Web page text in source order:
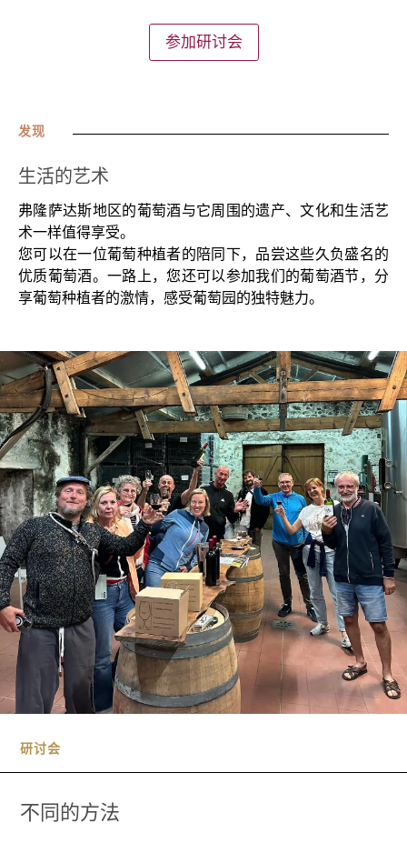
参加研讨会
发现
生活的艺术
弗隆萨达斯地区的葡萄酒与它周围的遗产、文化和生活艺
术一样值得享受。
您可以在一位葡萄种植者的陪同下，品尝这些久负盛名的
优质葡萄酒。一路上，您还可以参加我们的葡萄酒节，分
享葡萄种植者的激情，感受葡萄园的独特魅力。
研讨会
不同的方法